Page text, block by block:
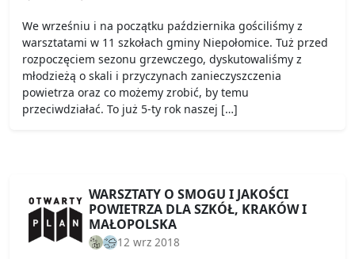
We wrześniu i na początku października gościliśmy z
warsztatami w 11 szkołach gminy Niepołomice. Tuż przed
rozpoczęciem sezonu grzewczego, dyskutowaliśmy z
młodzieżą o skali i przyczynach zanieczyszczenia
powietrza oraz co możemy zrobić, by temu
przeciwdziałać. To już 5-ty rok naszej […]
WARSZTATY O SMOGU I JAKOŚCI
POWIETRZA DLA SZKÓŁ, KRAKÓW I
MAŁOPOLSKA
12 wrz 2018